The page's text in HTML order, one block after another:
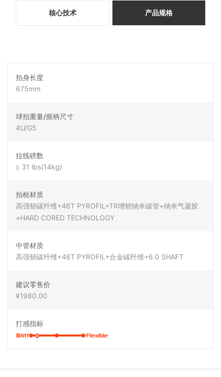
核心技术 产品规格
拍身长度
675mm
球拍重量/握柄尺寸
4U/G5
拉线磅数
≦ 31 lbs(14kg)
拍框材质
高强韧碳纤维+46T PYROFIL+TR增韧纳米碳管+纳米气凝胶
+HARD CORED TECHNOLOGY
中管材质
高强韧碳纤维+46T PYROFIL+合金碳纤维+6.0 SHAFT
建议零售价
¥1980.00
打感指标